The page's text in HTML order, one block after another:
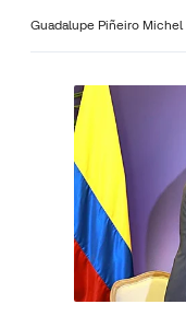
Guadalupe Piñeiro Michel